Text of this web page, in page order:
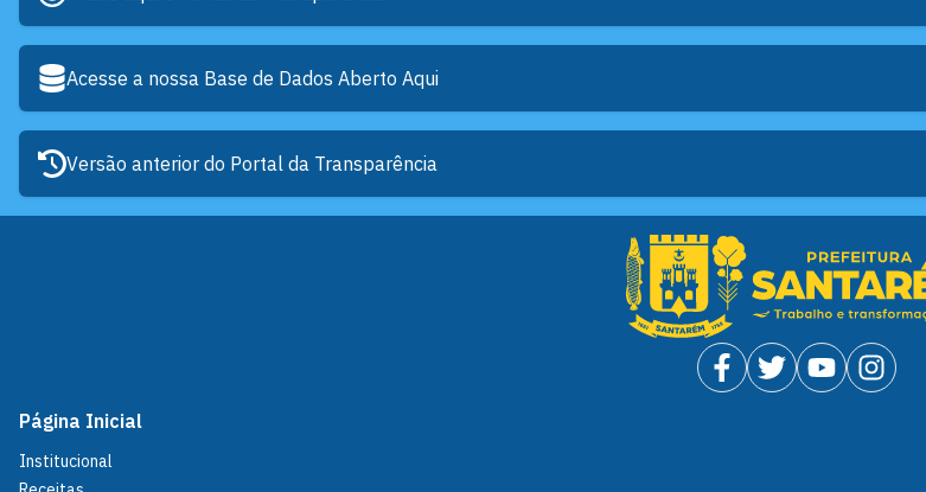
Acesse a nossa Base de Dados Aberto Aqui
Versão anterior do Portal da Transparência
Página Inicial
Institucional